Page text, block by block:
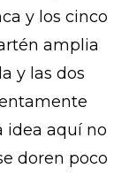
y los cinco
amplia
y las dos
idea aquí no
doren poco